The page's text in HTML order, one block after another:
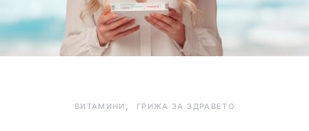
ВИТАМИНИ ГРИЖА ЗА ЗДРАВЕТО